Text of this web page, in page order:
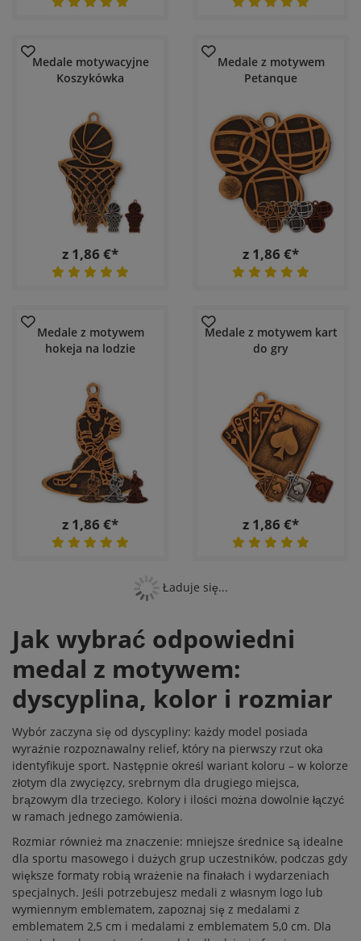
Medale motywacyjne
Koszykówka
z 1,86 €*
Medale z motywem
Petanque
z 1,86 €*
Medale z motywem
hokeja na lodzie
z 1,86 €*
Medale z motywem kart
do gry
z 1,86 €*
Ładuje się...
Jak wybrać odpowiedni
medal z motywem:
dyscyplina, kolor i rozmiar
Wybór zaczyna się od dyscypliny: każdy model posiada
wyraźnie rozpoznawalny relief, który na pierwszy rzut oka
identyfikuje sport. Następnie określ wariant koloru – w kolorze
złotym dla zwycięzcy, srebrnym dla drugiego miejsca,
brązowym dla trzeciego. Kolory i ilości można dowolnie łączyć
w ramach jednego zamówienia.
Rozmiar również ma znaczenie: mniejsze średnice są idealne
dla sportu masowego i dużych grup uczestników, podczas gdy
większe formaty robią wrażenie na finałach i wydarzeniach
specjalnych. Jeśli potrzebujesz medali z własnym logo lub
wymiennym emblematem, zapoznaj się z medalami z
emblematem 2,5 cm i medalami z emblematem 5,0 cm. Dla